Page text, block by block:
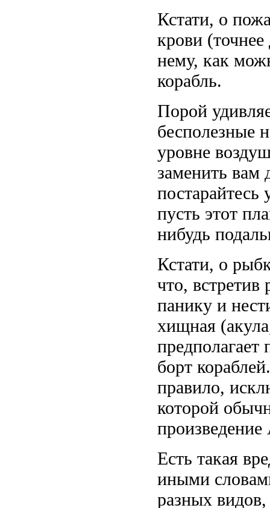
Кстати, о
крови
нему, как
корабль.
Порой
бесполезные
уровне
заменить вам
пусть этот
нибудь
Кстати, о
что, встретив
панику и
хищная
борт
правило,
которой
Есть такая
иными
разных